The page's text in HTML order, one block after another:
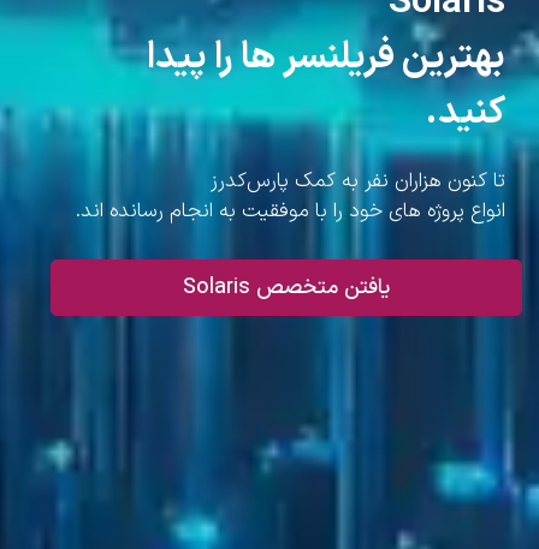
بهترین فریلنسر ها را پیدا
کنید.
تا کنون هزاران نفر به کمک پارس‌کدرز
انواع پروژه های خود را با موفقیت به انجام رسانده اند.
یافتن متخصص Solaris